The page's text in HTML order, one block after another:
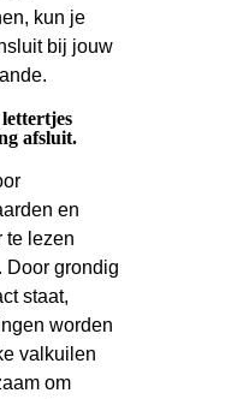
kun je
bij jouw
afsluit.
en
te lezen
Door grondig
staat,
worden
valkuilen
om